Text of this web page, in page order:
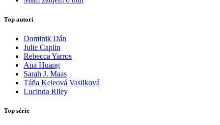
Top autori
Dominik Dán
Julie Caplin
Rebecca Yarros
Ana Huang
Sarah J. Maas
Táňa Keleová Vasilková
Lucinda Riley
Top série